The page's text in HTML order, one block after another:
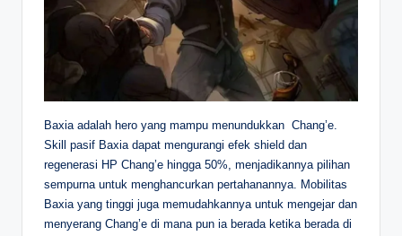
Baxia adalah hero yang mampu menundukkan Chang’e.
Skill pasif Baxia dapat mengurangi efek shield dan
regenerasi HP Chang’e hingga 50%, menjadikannya pilihan
sempurna untuk menghancurkan pertahanannya. Mobilitas
Baxia yang tinggi juga memudahkannya untuk mengejar dan
menyerang Chang’e di mana pun ia berada ketika berada di